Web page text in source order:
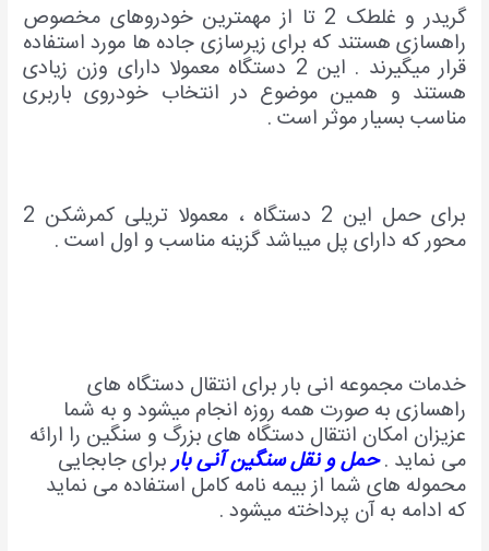
گریدر و غلطک 2 تا از مهمترین خودروهای مخصوص
راهسازی هستند که برای زیرسازی جاده ها مورد استفاده
قرار میگیرند . این 2 دستگاه معمولا دارای وزن زیادی
هستند و همین موضوع در انتخاب خودروی باربری
مناسب بسیار موثر است .
برای حمل این 2 دستگاه ، معمولا تریلی کمرشکن 2
محور که دارای پل میباشد گزینه مناسب و اول است .
خدمات مجموعه انی بار برای انتقال دستگاه های
راهسازی به صورت همه روزه انجام میشود و به شما
عزیزان امکان انتقال دستگاه های بزرگ و سنگین را ارائه
می نماید .حمل و نقل سنگین آنی باربرای جابجایی
محموله های شما از بیمه نامه کامل استفاده می نماید
که ادامه به آن پرداخته میشود .